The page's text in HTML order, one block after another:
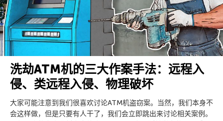
洗劫ATM机的三大作案手法：远程入
侵、类远程入侵、物理破坏
大家可能注意到我们很喜欢讨论ATM机盗窃案。当然，我们本身不
会这样做，但是只要有人干了，我们会立即跳出来讨论相关案例。